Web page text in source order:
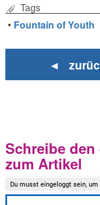
Tags
• Fountain of Youth
◄
Schreibe
zum Artikel